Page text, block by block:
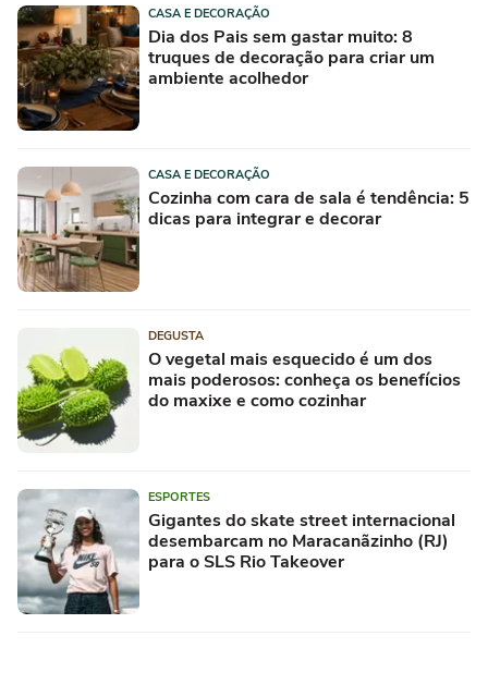
CASA E DECORAÇÃO
Dia dos Pais sem gastar muito: 8
truques de decoração para criar um
ambiente acolhedor
CASA E DECORAÇÃO
Cozinha com cara de sala é tendência: 5
dicas para integrar e decorar
DEGUSTA
O vegetal mais esquecido é um dos
mais poderosos: conheça os benefícios
do maxixe e como cozinhar
ESPORTES
Gigantes do skate street internacional
desembarcam no Maracanãzinho (RJ)
para o SLS Rio Takeover